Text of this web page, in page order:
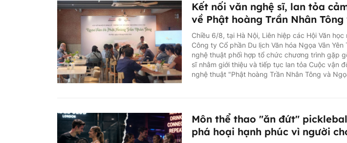
Kết nối văn nghệ sĩ, lan tỏa
về Phật hoàng Trần Nhân
Chiều 6/8, tại Hà Nội, Liên hiệp các Hội Văn
Công ty Cổ phần Du lịch Văn hóa Ngọa Vân Yên
nghệ thuật phối hợp tổ chức chương trình gặp
sĩ nhằm giới thiệu và tiếp tục lan tỏa Cuộc vận
nghệ thuật "Phật hoàng Trần Nhân Tông và
Môn thể thao "ăn đứt"
phá hoại hạnh phúc vì người